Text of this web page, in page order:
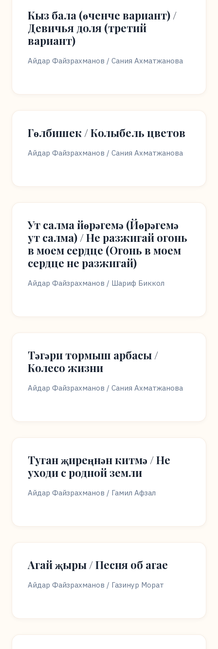
Кыз бала (өченче вариант) /
Девичья доля (третий
вариант)
Айдар Файзрахманов / Сания Ахматжанова
Гөлбишек / Колыбель цветов
Айдар Файзрахманов / Сания Ахматжанова
Ут салма йөрәгемә (Йөрәгемә
ут салма) / Не разжигай огонь
в моем сердце (Огонь в моем
сердце не разжигай)
Айдар Файзрахманов / Шариф Биккол
Тәгәри тормыш арбасы /
Колесо жизни
Айдар Файзрахманов / Сания Ахматжанова
Туган җиреңнән китмә / Не
уходи с родной земли
Айдар Файзрахманов / Гамил Афзал
Агай җыры / Песня об агае
Айдар Файзрахманов / Газинур Морат